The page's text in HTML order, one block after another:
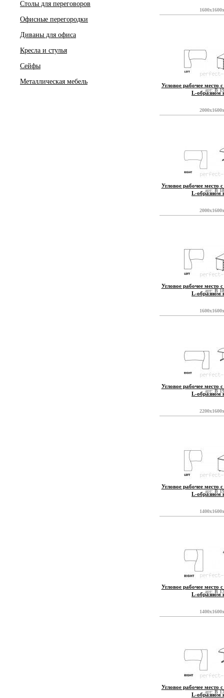
Столы для переговоров
Офисные перегородки
Диваны для офиса
Кресла и стулья
Сейфы
Металлическая мебель
арт:B
Угловое рабочее место
L-образном
арт:B
Угловое рабочее место
L-образном
арт:B
Угловое рабочее место
L-образном
арт:B
Угловое рабочее место
L-образном
арт:B
Угловое рабочее место
L-образном
арт:B
Угловое рабочее место
L-образном
арт:B
Угловое рабочее место
L-образном